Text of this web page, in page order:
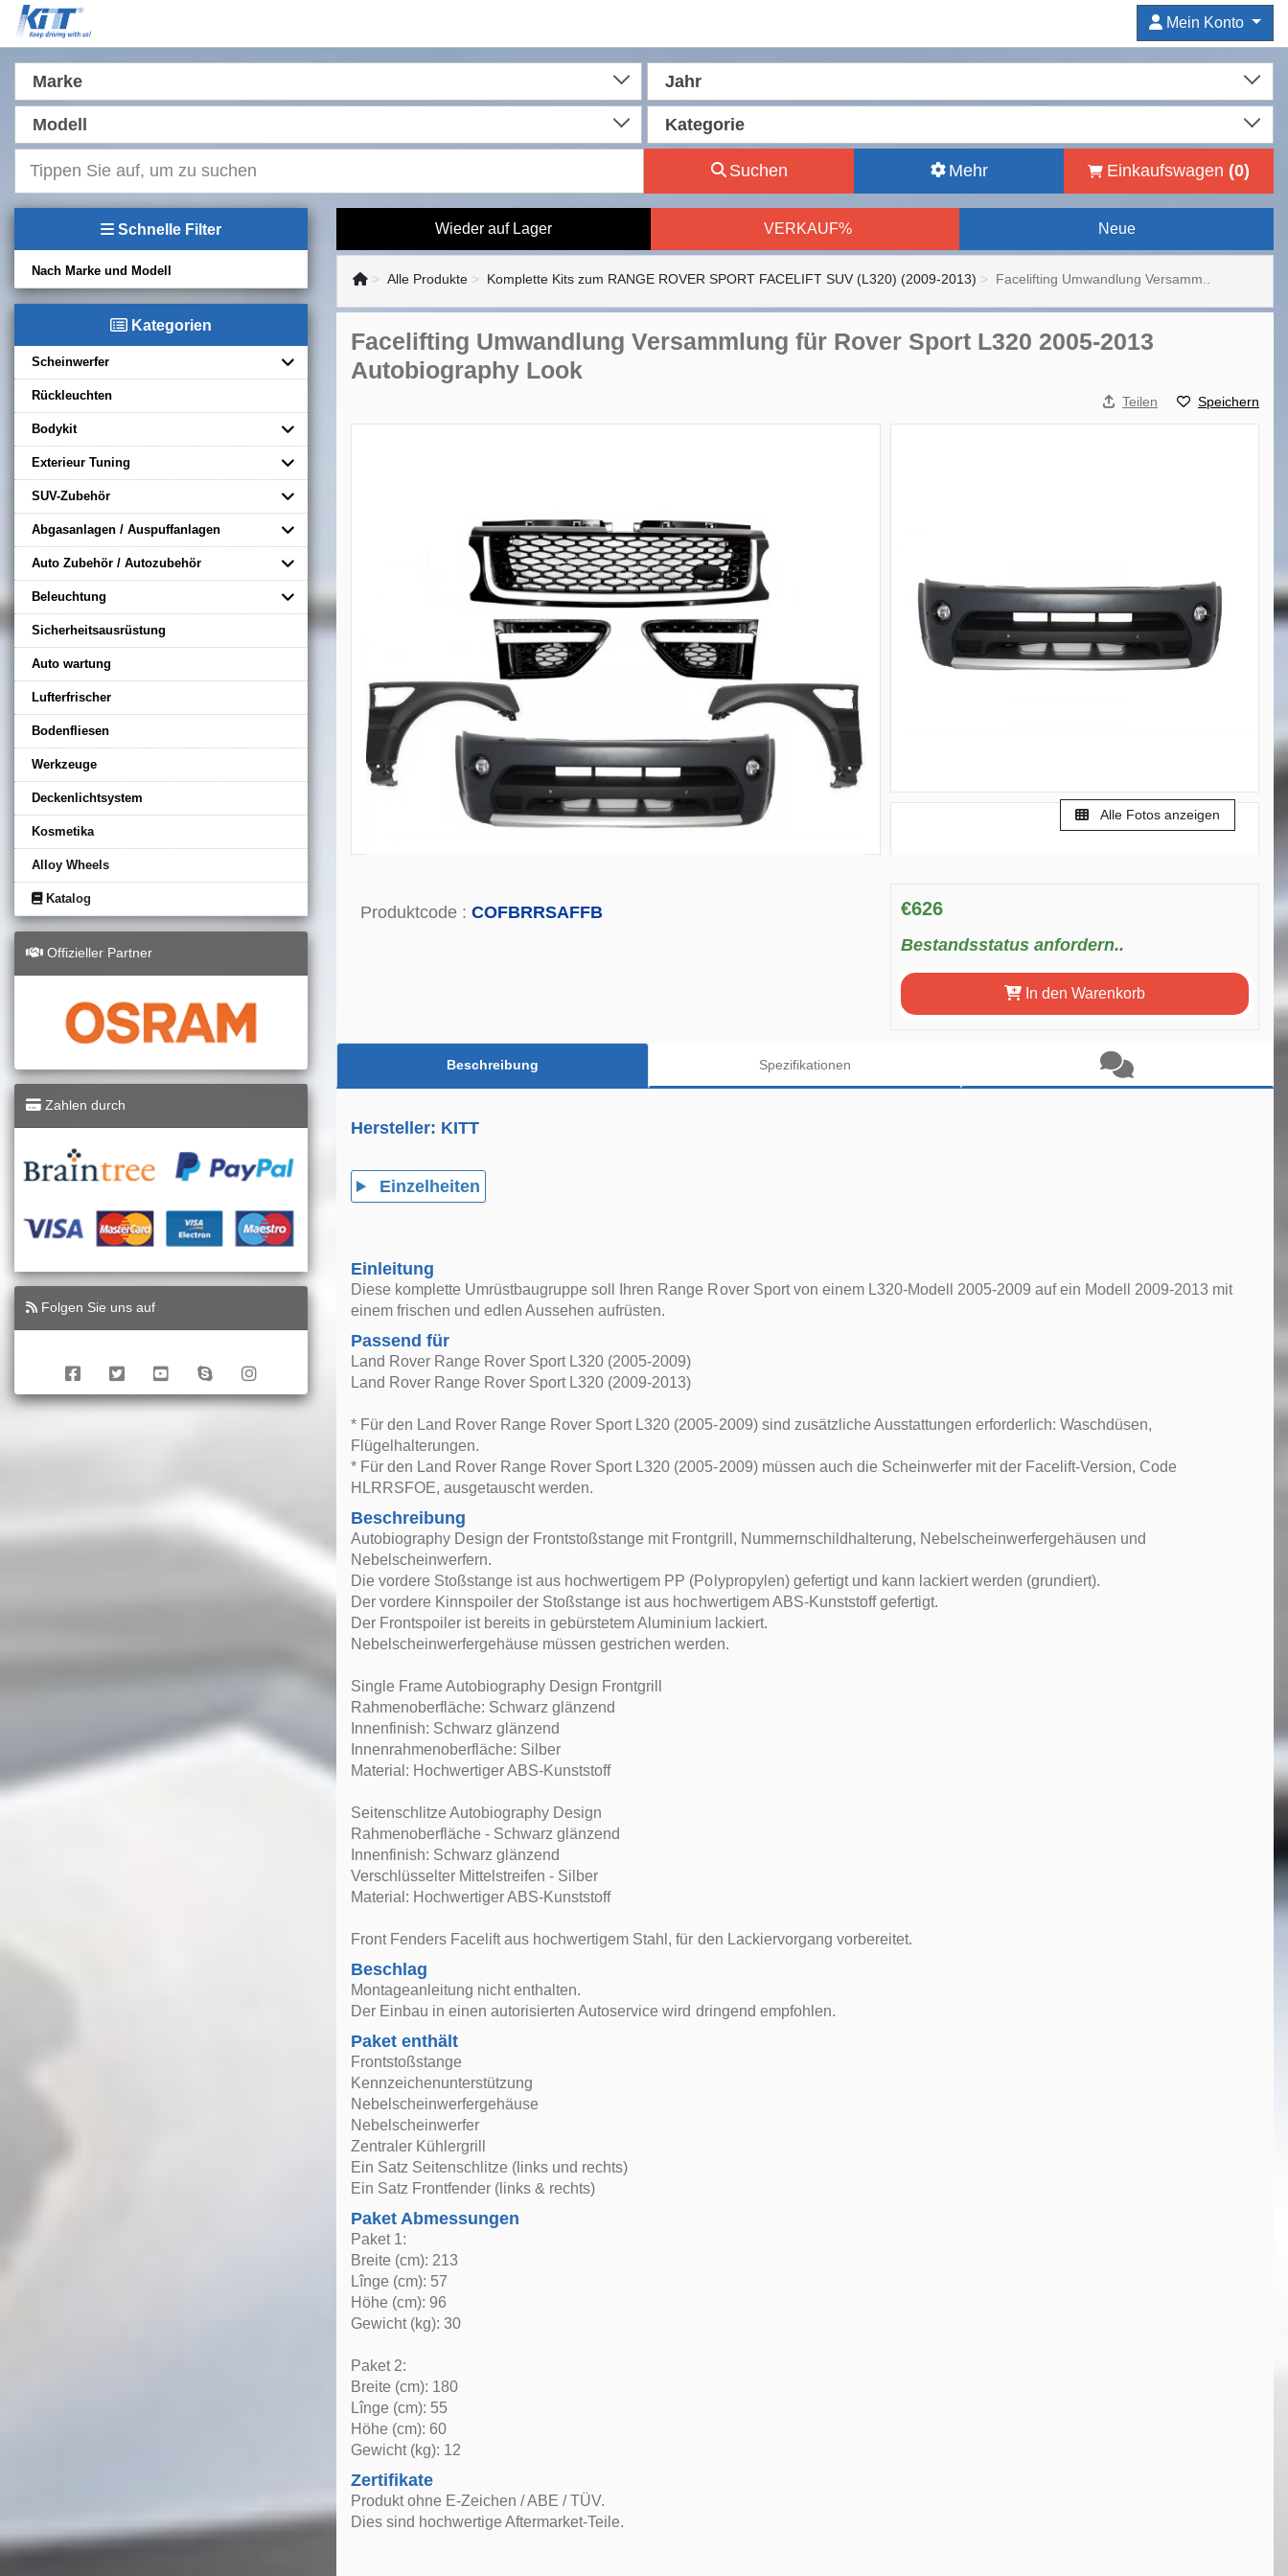
Mein Konto
Marke Jahr
Modell Kategorie
Suchen Mehr Einkaufswagen (0)
Schnelle Filter
Nach Marke und Modell
Kategorien
Scheinwerfer
Rückleuchten
Bodykit
Exterieur Tuning
SUV-Zubehör
Abgasanlagen / Auspuffanlagen
Auto Zubehör / Autozubehör
Beleuchtung
Sicherheitsausrüstung
Auto wartung
Lufterfrischer
Bodenfliesen
Werkzeuge
Deckenlichtsystem
Kosmetika
Alloy Wheels
Katalog
Offizieller Partner
Zahlen durch
Folgen Sie uns auf
Wieder auf Lager VERKAUF% Neue
Alle Produkte Komplette Kits zum RANGE ROVER SPORT FACELIFT SUV (L320) (2009-2013) Facelifting Umwandlung Versamm..
Facelifting Umwandlung Versammlung für Rover Sport L320 2005-2013
Autobiography Look
Teilen Speichern
Alle Fotos anzeigen
Produktcode : COFBRRSAFFB €626
Bestandsstatus anfordern..
In den Warenkorb
Beschreibung Spezifikationen
Hersteller: KITT
Einzelheiten
Einleitung
Diese komplette Umrüstbaugruppe soll Ihren Range Rover Sport von einem L320-Modell 2005-2009 auf ein Modell 2009-2013 mit
einem frischen und edlen Aussehen aufrüsten.
Passend für
Land Rover Range Rover Sport L320 (2005-2009)
Land Rover Range Rover Sport L320 (2009-2013)
* Für den Land Rover Range Rover Sport L320 (2005-2009) sind zusätzliche Ausstattungen erforderlich: Waschdüsen,
Flügelhalterungen.
* Für den Land Rover Range Rover Sport L320 (2005-2009) müssen auch die Scheinwerfer mit der Facelift-Version, Code
HLRRSFOE, ausgetauscht werden.
Beschreibung
Autobiography Design der Frontstoßstange mit Frontgrill, Nummernschildhalterung, Nebelscheinwerfergehäusen und
Nebelscheinwerfern.
Die vordere Stoßstange ist aus hochwertigem PP (Polypropylen) gefertigt und kann lackiert werden (grundiert).
Der vordere Kinnspoiler der Stoßstange ist aus hochwertigem ABS-Kunststoff gefertigt.
Der Frontspoiler ist bereits in gebürstetem Aluminium lackiert.
Nebelscheinwerfergehäuse müssen gestrichen werden.
Single Frame Autobiography Design Frontgrill
Rahmenoberfläche: Schwarz glänzend
Innenfinish: Schwarz glänzend
Innenrahmenoberfläche: Silber
Material: Hochwertiger ABS-Kunststoff
Seitenschlitze Autobiography Design
Rahmenoberfläche - Schwarz glänzend
Innenfinish: Schwarz glänzend
Verschlüsselter Mittelstreifen - Silber
Material: Hochwertiger ABS-Kunststoff
Front Fenders Facelift aus hochwertigem Stahl, für den Lackiervorgang vorbereitet.
Beschlag
Montageanleitung nicht enthalten.
Der Einbau in einen autorisierten Autoservice wird dringend empfohlen.
Paket enthält
Frontstoßstange
Kennzeichenunterstützung
Nebelscheinwerfergehäuse
Nebelscheinwerfer
Zentraler Kühlergrill
Ein Satz Seitenschlitze (links und rechts)
Ein Satz Frontfender (links & rechts)
Paket Abmessungen
Paket 1:
Breite (cm): 213
Lînge (cm): 57
Höhe (cm): 96
Gewicht (kg): 30
Paket 2:
Breite (cm): 180
Lînge (cm): 55
Höhe (cm): 60
Gewicht (kg): 12
Zertifikate
Produkt ohne E-Zeichen / ABE / TÜV.
Dies sind hochwertige Aftermarket-Teile.